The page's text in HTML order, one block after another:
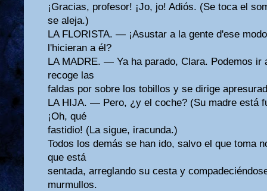
¡Gracias, profesor! ¡Jo, jo! Adiós. (Se toca el
se aleja.)
LA FLORISTA. — ¡Asustar a la gente d'ese
l'hicieran a él?
LA MADRE. — Ya ha parado, Clara. Podemos ir
recoge las
faldas por sobre los tobillos y se dirige
LA HIJA. — Pero, ¿y el coche? (Su madre está
¡Oh, qué
fastidio! (La sigue, iracunda.)
Todos los demás se han ido, salvo el que toma
que está
sentada, arreglando su cesta y
murmullos.